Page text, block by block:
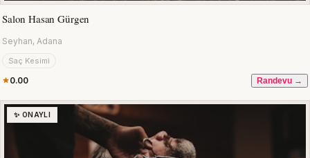
Salon Hasan Gürgen
Seyhan, Adana
Saç Kesimi
0.00 Randevu →
✨ ONAYLI